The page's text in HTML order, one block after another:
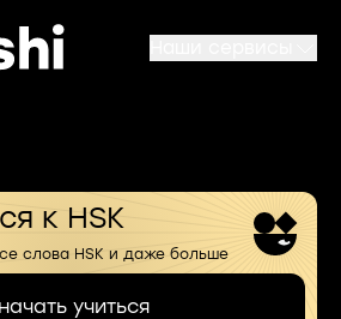
к HSK
слова HSK и даже больше
начать учиться